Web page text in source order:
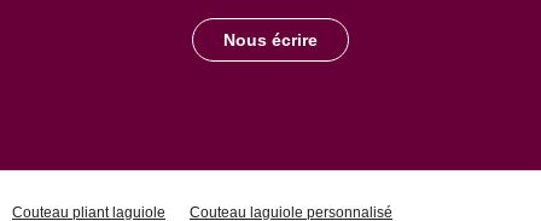
Nous écrire
Couteau pliant laguiole
Couteau laguiole personnalisé